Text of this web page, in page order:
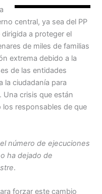
central, ya sea del PP
a proteger el
de miles de familias
extrema debido a la
de las entidades
la ciudadanía para
crisis que están
responsables de que
el número de ejecuciones
ha dejado de
.
forzar este cambio